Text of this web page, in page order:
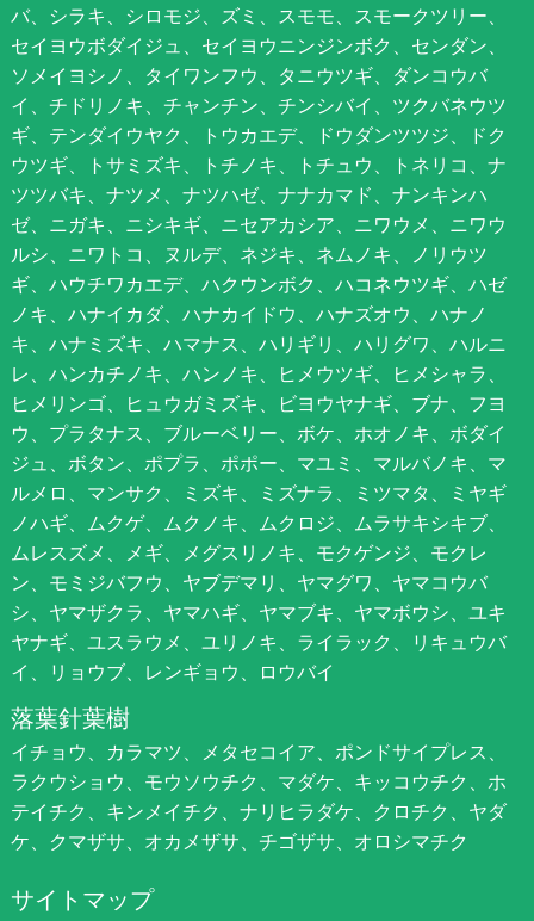
バ、シラキ、シロモジ、ズミ、スモモ、スモークツリー、
セイヨウボダイジュ、セイヨウニンジンボク、センダン、
ソメイヨシノ、タイワンフウ、タニウツギ、ダンコウバ
イ、チドリノキ、チャンチン、チンシバイ、ツクバネウツ
ギ、テンダイウヤク、トウカエデ、ドウダンツツジ、ドク
ウツギ、トサミズキ、トチノキ、トチュウ、トネリコ、ナ
ツツバキ、ナツメ、ナツハゼ、ナナカマド、ナンキンハ
ゼ、ニガキ、ニシキギ、ニセアカシア、ニワウメ、ニワウ
ルシ、ニワトコ、ヌルデ、ネジキ、ネムノキ、ノリウツ
ギ、ハウチワカエデ、ハクウンボク、ハコネウツギ、ハゼ
ノキ、ハナイカダ、ハナカイドウ、ハナズオウ、ハナノ
キ、ハナミズキ、ハマナス、ハリギリ、ハリグワ、ハルニ
レ、ハンカチノキ、ハンノキ、ヒメウツギ、ヒメシャラ、
ヒメリンゴ、ヒュウガミズキ、ビヨウヤナギ、ブナ、フヨ
ウ、プラタナス、ブルーベリー、ボケ、ホオノキ、ボダイ
ジュ、ボタン、ポプラ、ポポー、マユミ、マルバノキ、マ
ルメロ、マンサク、ミズキ、ミズナラ、ミツマタ、ミヤギ
ノハギ、ムクゲ、ムクノキ、ムクロジ、ムラサキシキブ、
ムレスズメ、メギ、メグスリノキ、モクゲンジ、モクレ
ン、モミジバフウ、ヤブデマリ、ヤマグワ、ヤマコウバ
シ、ヤマザクラ、ヤマハギ、ヤマブキ、ヤマボウシ、ユキ
ヤナギ、ユスラウメ、ユリノキ、ライラック、リキュウバ
イ、リョウブ、レンギョウ、ロウバイ
落葉針葉樹
イチョウ、カラマツ、メタセコイア、ポンドサイプレス、
ラクウショウ、モウソウチク、マダケ、キッコウチク、ホ
テイチク、キンメイチク、ナリヒラダケ、クロチク、ヤダ
ケ、クマザサ、オカメザサ、チゴザサ、オロシマチク
サイトマップ